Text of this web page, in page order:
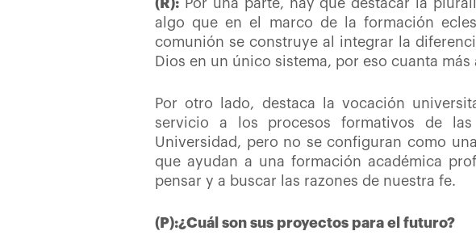
(R): Por una parte, hay que destacar la
algo que en el marco de la formación
comunión se construye al integrar la
Dios en un único sistema, por eso cuanta
Por otro lado, destaca la vocación
servicio a los procesos formativos de
Universidad, pero no se configuran como
que ayudan a una formación académica
pensar y a buscar las razones de nuestra fe.
(P):¿Cuál son sus proyectos para el futuro?